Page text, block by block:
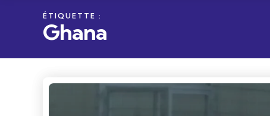
ÉTIQUETTE :
Ghana